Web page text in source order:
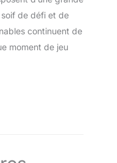
de défi et de
continuent de
moment de jeu